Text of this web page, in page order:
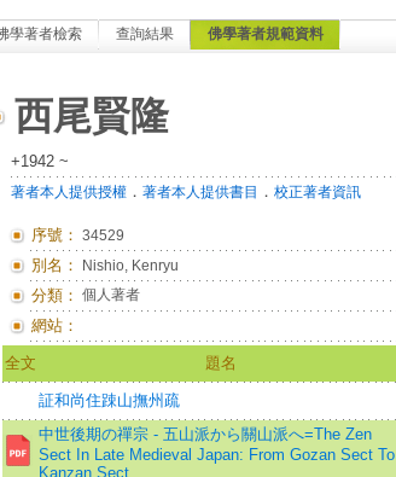
學著者檢索 查詢結果 佛學著者規範資料
西尾賢隆
+1942 ~
著者本人提供授權． 著者本人提供書目 ． 校正著者資訊
序號： 34529
別名： Nishio, Kenryu
分類： 個人著者
網站：
全文 題名
証和尚住踈山撫州疏
中世後期の禪宗 - 五山派から關山派へ=The Zen
Sect In Late Medieval Japan: From Gozan Sect To
Kanzan Sect